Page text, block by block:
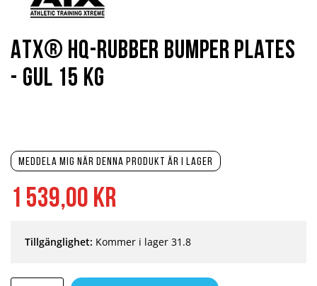
1 539,00 kr
Meddela mig när denna produkt är i lager
Tillgänglighet: Kommer i lager 31.8
ATX® HQ-Rubber Bumper Plates
- Gul 15 kg
bildgalleriet